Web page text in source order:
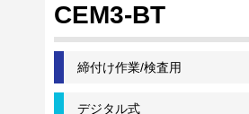
CEM3-BT
締付け作業/検査用
デジタル式